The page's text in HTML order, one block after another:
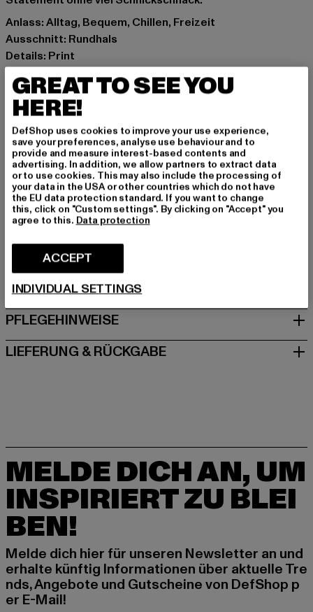
Anlass: Alltag, Bequem, Chillen, Freizeit
Ausschnitt: Rundhals
Details: Print
Marke: Mister Tee
Kat.: T-Shirts
Farbe: schwarz
Hersteller Farbe: black
Materialzusammensetzung: 100% Baumwolle
Art.Nr: MT3254-00007
Hersteller: TB International GmbH |info@tbint.de
Dr.-Robert-Murjahn-Straße 7 | 64372 Ober-Ramstadt |
DE
GRÖSSE & PASSFORM
PFLEGEHINWEISE
LIEFERUNG & RÜCKGABE
MELDE DICH AN, UM
INSPIRIERT ZU BLEI
BEN!
Melde dich hier für unseren Newsletter an und
erhalte künftig Informationen über aktuelle Tre
nds, Angebote und Gutscheine von DefShop p
er E-Mail!
GREAT TO SEE YOU
HERE!
DefShop uses cookies to improve your use experience,
save your preferences, analyse use behaviour and to
provide and measure interest-based contents and
advertising. In addition, we allow partners to extract data
or to use cookies. This may also include the processing of
your data in the USA or other countries which do not have
the EU data protection standard. If you want to change
this, click on "Custom settings". By clicking on "Accept" you
agree to this. Data protection
ACCEPT
INDIVIDUAL SETTINGS